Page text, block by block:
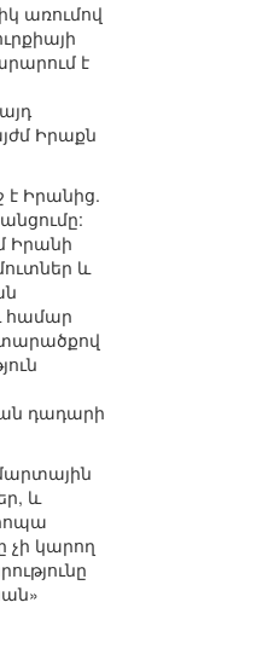
առումով
է
Իրաքն
է Իրանից.
Իրանի
և
համար
դադարի
և
չի կարող